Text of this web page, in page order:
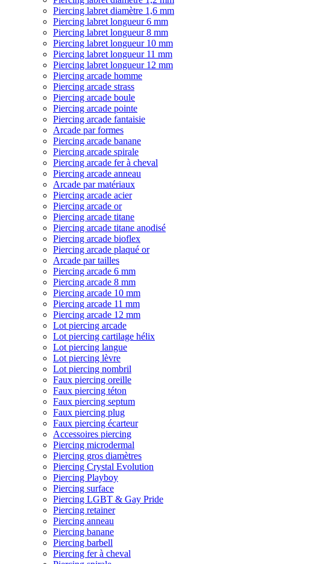
Piercing labret diamètre 1,6 mm
Piercing labret longueur 6 mm
Piercing labret longueur 8 mm
Piercing labret longueur 10 mm
Piercing labret longueur 11 mm
Piercing labret longueur 12 mm
Piercing arcade homme
Piercing arcade strass
Piercing arcade boule
Piercing arcade pointe
Piercing arcade fantaisie
Arcade par formes
Piercing arcade banane
Piercing arcade spirale
Piercing arcade fer à cheval
Piercing arcade anneau
Arcade par matériaux
Piercing arcade acier
Piercing arcade or
Piercing arcade titane
Piercing arcade titane anodisé
Piercing arcade bioflex
Piercing arcade plaqué or
Arcade par tailles
Piercing arcade 6 mm
Piercing arcade 8 mm
Piercing arcade 10 mm
Piercing arcade 11 mm
Piercing arcade 12 mm
Lot piercing arcade
Lot piercing cartilage hélix
Lot piercing langue
Lot piercing lèvre
Lot piercing nombril
Faux piercing oreille
Faux piercing téton
Faux piercing septum
Faux piercing plug
Faux piercing écarteur
Accessoires piercing
Piercing microdermal
Piercing gros diamètres
Piercing Crystal Evolution
Piercing Playboy
Piercing surface
Piercing LGBT & Gay Pride
Piercing retainer
Piercing anneau
Piercing banane
Piercing barbell
Piercing fer à cheval